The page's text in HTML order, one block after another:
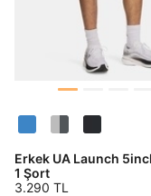
Birleşik
Erkek UA Launch
1 Şort
3.290 TL